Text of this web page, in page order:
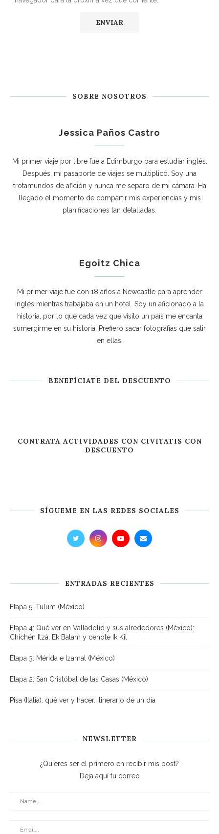
SOBRE NOSOTROS
Jessica Paños Castro
Mi primer viaje por libre fue a Edimburgo para estudiar inglés.
Después, mi pasaporte de viajes se multiplicó. Soy una
trotamundos de afición y nunca me separo de mi cámara. Ha
llegado el momento de compartir mis experiencias y mis
planificaciones tan detalladas.
Egoitz Chica
Mi primer viaje fue con 18 años a Newcastle para aprender
inglés mientras trabajaba en un hotel. Soy un aficionado a la
historia, por lo que cada vez que visito un país me encanta
sumergirme en su historia. Prefiero sacar fotografías que salir
en ellas.
BENEFÍCIATE DEL DESCUENTO
CONTRATA ACTIVIDADES CON CIVITATIS CON
DESCUENTO
SÍGUEME EN LAS REDES SOCIALES
ENTRADAS RECIENTES
Etapa 5: Tulum (México)
Etapa 4: Qué ver en Valladolid y sus alrededores (México):
Chichén Itzá, Ek Balam y cenote Ik Kil
Etapa 3: Mérida e Izamal (México)
Etapa 2: San Cristóbal de las Casas (México)
Pisa (Italia): qué ver y hacer. Itinerario de un día
NEWSLETTER
¿Quieres ser el primero en recibir mis post?
Deja aquí tu correo